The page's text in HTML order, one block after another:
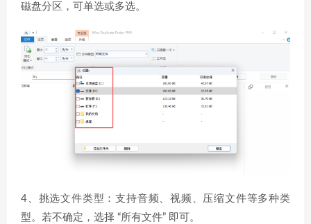
磁盘分区，可单选或多选。
4、挑选文件类型：支持音频、视频、压缩文件等多种类
型。若不确定，选择 “所有文件” 即可。